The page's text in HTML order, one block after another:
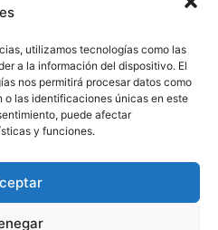
utilizamos tecnologías como las
a la información del dispositivo. El
nos permitirá procesar datos como
las identificaciones únicas en este
puede afectar
y funciones.